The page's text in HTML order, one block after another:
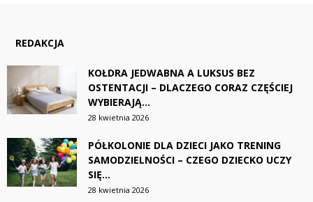
REDAKCJA
KOŁDRA JEDWABNA A LUKSUS BEZ
OSTENTACJI – DLACZEGO CORAZ CZĘŚCIEJ
WYBIERAJĄ...
28 kwietnia 2026
PÓŁKOLONIE DLA DZIECI JAKO TRENING
SAMODZIELNOŚCI – CZEGO DZIECKO UCZY
SIĘ...
28 kwietnia 2026